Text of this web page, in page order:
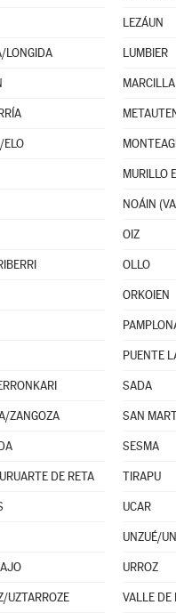
LEZÁUN
LONGIDA LUMBIER
MARCILLA
ELO
MURILLO
OIZ
OLLO
ORKOIEN
PUENTE
SADA
ZANGOZA SAN
SESMA
DE RETA TIRAPU
UCAR
UNZUÉ/
URROZ
UZTARROZE VALLE DE